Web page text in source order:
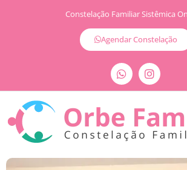
Constelação Familiar Sistêmica
Agendar Constelação